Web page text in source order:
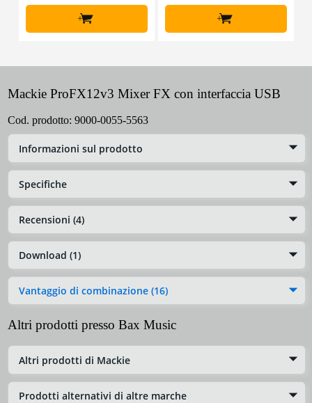
+ +
Mackie ProFX12v3 Mixer FX con interfaccia USB
Cod. prodotto: 9000-0055-5563
Informazioni sul prodotto
Specifiche
Recensioni (4)
Download (1)
Vantaggio di combinazione (16)
Altri prodotti presso Bax Music
Altri prodotti di Mackie
Prodotti alternativi di altre marche